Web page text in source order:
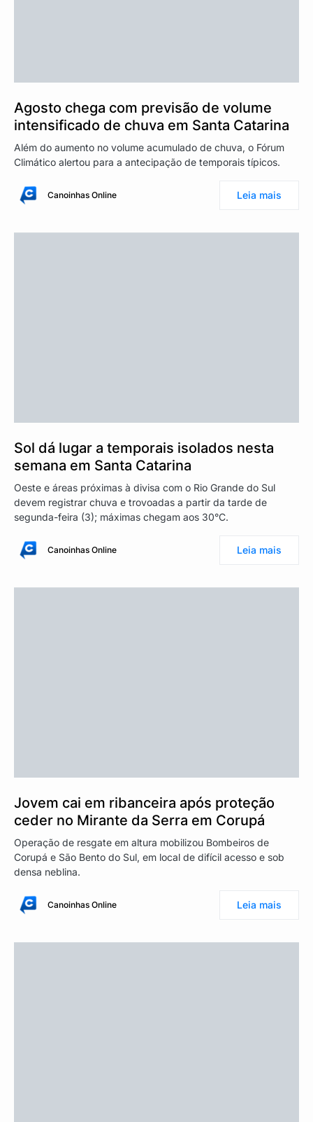
Agosto chega com previsão de volume
intensificado de chuva em Santa Catarina
Além do aumento no volume acumulado de chuva, o Fórum
Climático alertou para a antecipação de temporais típicos.
Canoinhas Online Leia mais
Sol dá lugar a temporais isolados nesta
semana em Santa Catarina
Oeste e áreas próximas à divisa com o Rio Grande do Sul
devem registrar chuva e trovoadas a partir da tarde de
segunda-feira (3); máximas chegam aos 30°C.
Canoinhas Online Leia mais
Jovem cai em ribanceira após proteção
ceder no Mirante da Serra em Corupá
Operação de resgate em altura mobilizou Bombeiros de
Corupá e São Bento do Sul, em local de difícil acesso e sob
densa neblina.
Canoinhas Online Leia mais